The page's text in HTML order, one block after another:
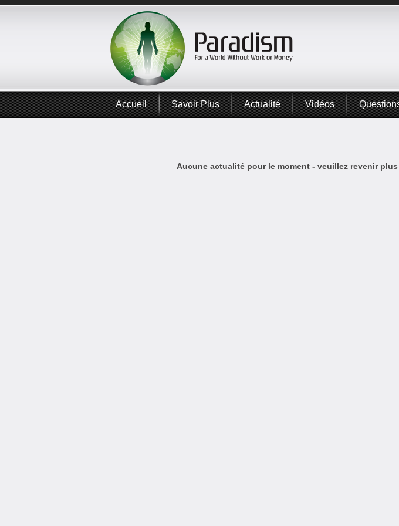
Accueil Savoir Plus Actualité Vidéos
Aucune actualité pour le moment - veuillez revenir plus